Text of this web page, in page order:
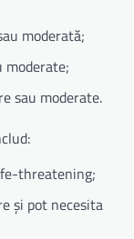
moderată;
moderate;
sau moderate.
threatening;
și pot necesita